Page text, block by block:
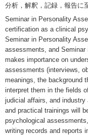
分析，解釈，記録，報告に
Seminar in Personality
certification as a clinical
Seminar in Personality
assessments, and
makes importance on
assessments (interviews,
meanings, the background
interpret them in the fields
judicial affairs, and industry
and practical trainings will
psychological
writing records and reports